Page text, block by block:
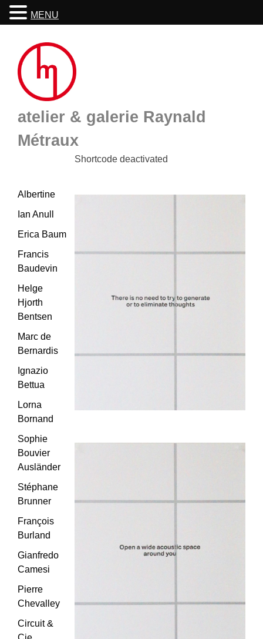
Skip
to
content
atelier & galerie Raynald
Métraux
Shortcode deactivated
Albertine
Ian Anull
Erica Baum
Francis
Baudevin
Helge
Hjorth
Bentsen
Marc de
Bernardis
Ignazio
Bettua
Lorna
Bornand
Sophie
Bouvier
Ausländer
Stéphane
Brunner
François
Burland
Gianfredo
Camesi
Pierre
Chevalley
Circuit &
MENU